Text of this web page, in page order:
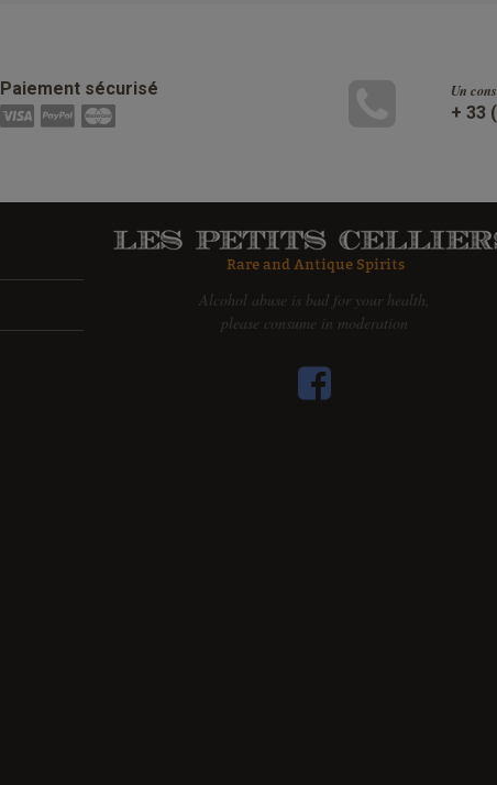
Paiement sécurisé Un
+ 33
Alcohol abuse is bad for your health,
please consume in moderation